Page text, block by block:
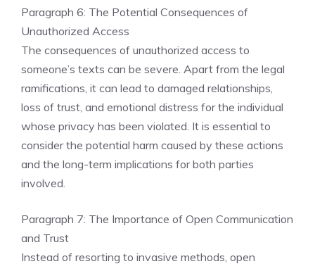
Paragraph 6: The Potential Consequences of
Unauthorized Access
The consequences of unauthorized access to
someone’s texts can be severe. Apart from the legal
ramifications, it can lead to damaged relationships,
loss of trust, and emotional distress for the individual
whose privacy has been violated. It is essential to
consider the potential harm caused by these actions
and the long-term implications for both parties
involved.
Paragraph 7: The Importance of Open Communication
and Trust
Instead of resorting to invasive methods, open